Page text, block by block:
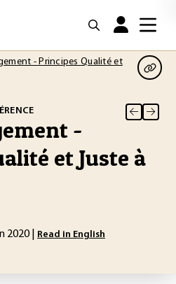
- Principes Qualité et
-
et Juste à
2020 | Read in English